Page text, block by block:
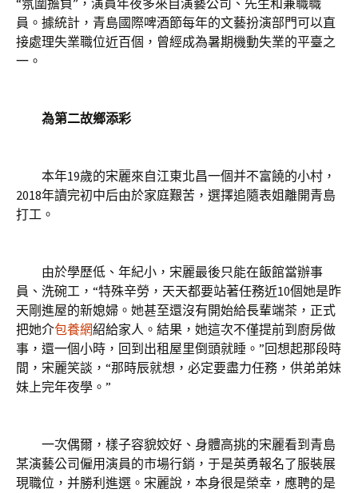
“氛圍擔負”，演員年夜多來自演藝公司、先生和兼職職
員。據統計，青島國際啤酒節每年的文藝扮演部門可以直
接處理失業職位近百個，曾經成為暑期機動失業的平臺之
一。
為第二故鄉添彩
本年19歲的宋麗來自江東北昌一個并不富饒的小村，
2018年讀完初中后由於家庭艱苦，選擇追隨表姐離開青島
打工。
由於學歷低、年紀小，宋麗最後只能在飯館當辦事
員、洗碗工，“特殊辛勞，天天都要站著任務近10個她是昨
天剛進屋的新媳婦。她甚至還沒有開始給長輩端茶，正式
把她介包養網紹給家人。結果，她這次不僅提前到廚房做
事，還一個小時，回到出租屋里倒頭就睡。”回想起那段時
間，宋麗笑談，“那時辰就想，必定要盡力任務，供弟弟妹
妹上完年夜學。”
一次偶爾，樣子容貌姣好、身體高挑的宋麗看到青島
某演藝公司僱用演員的市場行銷，于是英勇報名了服裝展
現職位，并勝利進選。宋麗說，本身很是榮幸，應聘的是